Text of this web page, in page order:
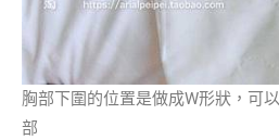
胸部下圍的位置是做成W形狀，可
部